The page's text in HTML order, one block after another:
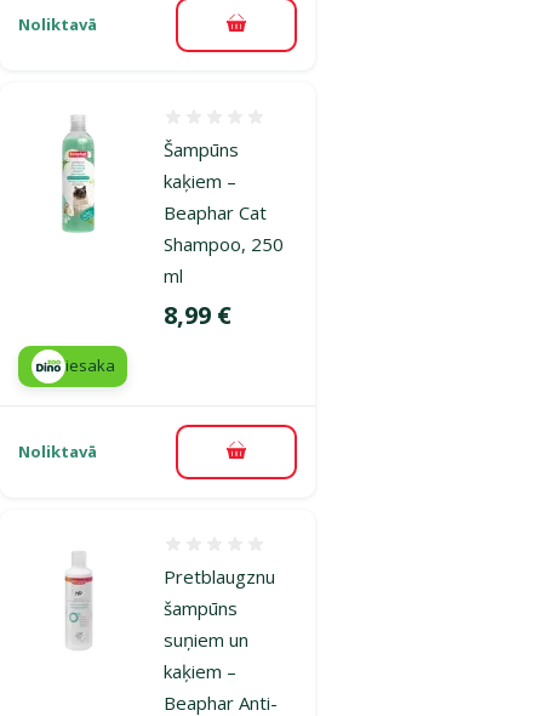
Noliktavā Pievienot grozam
Šampūns
kaķiem –
Beaphar Cat
Shampoo, 250
ml
Cena
8,99 €
iesaka
Noliktavā Pievienot grozam
Pretblaugznu
šampūns
suņiem un
kaķiem –
Beaphar Anti-